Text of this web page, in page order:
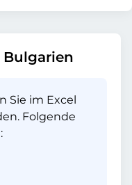
Sie im Excel
Folgende